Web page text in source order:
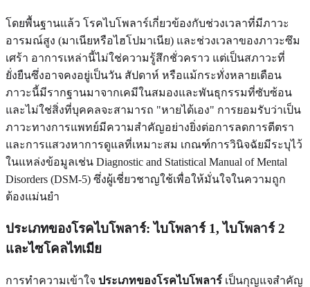
โดยพื้นฐานแล้ว โรคไบโพลาร์เกี่ยวข้องกับช่วงเวลาที่มีภาวะ
อารมณ์สูง (มาเนียหรือไฮโปมาเนีย) และช่วงเวลาของภาวะซึม
เศร้า อาการเหล่านี้ไม่ใช่ความรู้สึกชั่วคราว แต่เป็นสภาวะที่
ยั่งยืนซึ่งอาจคงอยู่เป็นวัน สัปดาห์ หรือแม้กระทั่งหลายเดือน
ภาวะนี้มีรากฐานมาจากเคมีในสมองและพันธุกรรมที่ซับซ้อน
และไม่ใช่สิ่งที่บุคคลจะสามารถ "หายได้เอง" การยอมรับว่าเป็น
ภาวะทางการแพทย์มีความสำคัญอย่างยิ่งต่อการลดการตีตรา
และการแสวงหาการดูแลที่เหมาะสม เกณฑ์การวินิจฉัยมีระบุไว้
ในแหล่งข้อมูลเช่น Diagnostic and Statistical Manual of Mental
Disorders (DSM-5) ซึ่งผู้เชี่ยวชาญใช้เพื่อให้มั่นใจในความถูก
ต้องแม่นยำ
ประเภทของโรคไบโพลาร์: ไบโพลาร์ 1, ไบโพลาร์ 2
และไซโคลไทเมีย
การทำความเข้าใจ ประเภทของโรคไบโพลาร์ เป็นกุญแจสำคัญ